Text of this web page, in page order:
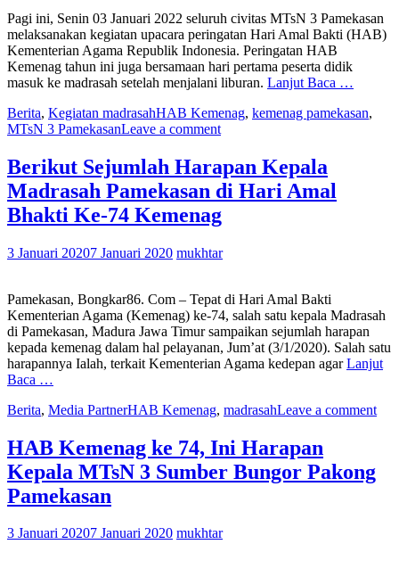
Pagi ini, Senin 03 Januari 2022 seluruh civitas MTsN 3 Pamekasan
melaksanakan kegiatan upacara peringatan Hari Amal Bakti (HAB)
Kementerian Agama Republik Indonesia. Peringatan HAB
Kemenag tahun ini juga bersamaan hari pertama peserta didik
masuk ke madrasah setelah menjalani liburan. Lanjut Baca …
Berita, Kegiatan madrasahHAB Kemenag, kemenag pamekasan,
MTsN 3 PamekasanLeave a comment
Berikut Sejumlah Harapan Kepala
Madrasah Pamekasan di Hari Amal
Bhakti Ke-74 Kemenag
3 Januari 20207 Januari 2020 mukhtar
Pamekasan, Bongkar86. Com – Tepat di Hari Amal Bakti
Kementerian Agama (Kemenag) ke-74, salah satu kepala Madrasah
di Pamekasan, Madura Jawa Timur sampaikan sejumlah harapan
kepada kemenag dalam hal pelayanan, Jum’at (3/1/2020). Salah satu
harapannya Ialah, terkait Kementerian Agama kedepan agarLanjut
Baca …
Berita, Media PartnerHAB Kemenag, madrasahLeave a comment
HAB Kemenag ke 74, Ini Harapan
Kepala MTsN 3 Sumber Bungor Pakong
Pamekasan
3 Januari 20207 Januari 2020 mukhtar